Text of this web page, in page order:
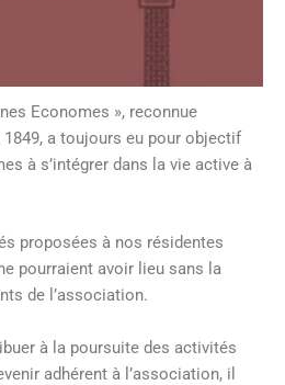
Economes », reconnue
a toujours eu pour objectif
à s’intégrer dans la vie active à
proposées à nos résidentes
pourraient avoir lieu sans la
de l’association.
à la poursuite des activités
adhérent à l’association, il